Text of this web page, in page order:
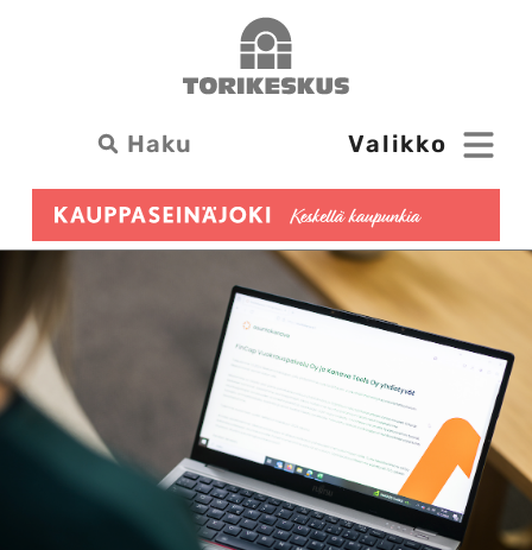
Torikeskus
Haku: